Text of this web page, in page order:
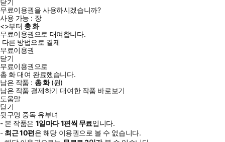
무료이용권을 사용하시겠습니까?
사용 가능 : 장
<>부터 총화
무료이용권으로 대여합니다.
다른 방법으로 결제
무료이용권
닫기
무료이용권으로
총 화대여 완료했습니다.
남은 작품 : 총화(원)
남은 작품 결제하기 대여한 작품 바로보기
도움말
닫기
뒷구멍 중독 유부녀
- 본 작품은 1일마다1편씩 무료입니다.
- 최근10편은 해당 이용권으로 볼 수 없습니다.